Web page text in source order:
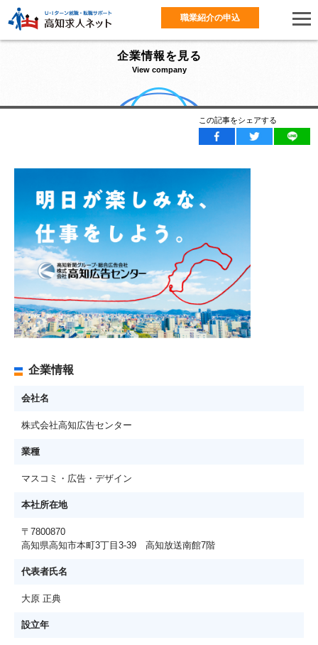
職業紹介の申込
企業情報を見る
View company
この記事をシェアする
企業情報
会社名
株式会社高知広告センター
業種
マスコミ・広告・デザイン
本社所在地
〒7800870
高知県高知市本町3丁目3-39 高知放送南館7階
代表者氏名
大原 正典
設立年